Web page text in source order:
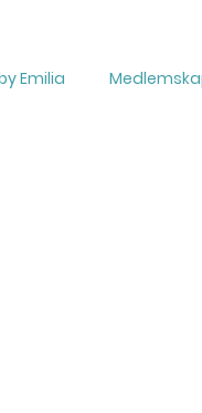
Emilia